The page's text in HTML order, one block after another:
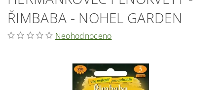
ŘIMBABA - NOHEL GARDEN
Neohodnoceno